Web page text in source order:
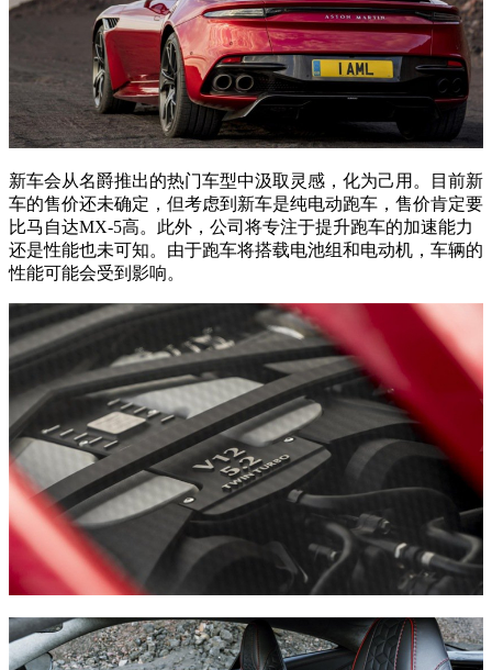
新车会从名爵推出的热门车型中汲取灵感，化为己用。目前新
车的售价还未确定，但考虑到新车是纯电动跑车，售价肯定要
比马自达MX-5高。此外，公司将专注于提升跑车的加速能力
还是性能也未可知。由于跑车将搭载电池组和电动机，车辆的
性能可能会受到影响。